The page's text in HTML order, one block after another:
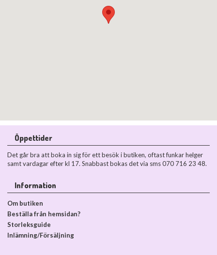
Öppettider
Det går bra att boka in sig för ett besök i butiken, oftast funkar helger
samt vardagar efter kl 17. Snabbast bokas det via sms 070 716 23 48.
Information
Om butiken
Beställa från hemsidan?
Storleksguide
Inlämning/Försäljning